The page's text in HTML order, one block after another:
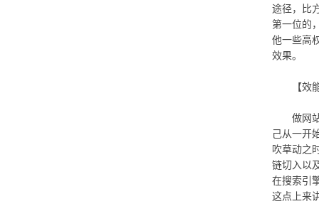
途径，比
第一位的
他一些高
效果。
【效能
做网站
己从一开
吹草动之
链切入以
在搜索引
这点上来